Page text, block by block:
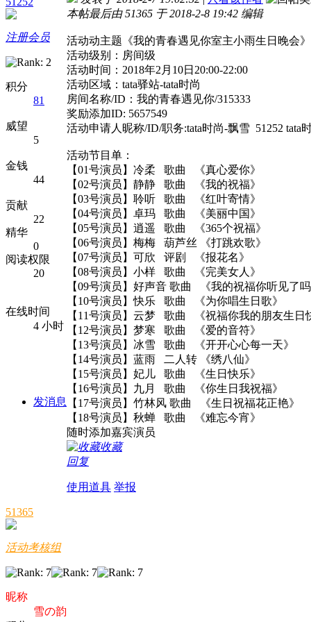
注册会员
积分
81
威望
5
金钱
44
贡献
22
精华
0
阅读权限
20
在线时间
4 小时
发消息
本帖最后由 51365 于 2018-2-8 19:42 编辑
活动动主题《我的青春遇见你室主小雨生日晚会》
活动级别：房间级
活动时间：2018年2月10日20:00-22:00
活动区域：tata驿站-tata时尚
房间名称/ID：我的青春遇见你/315333
奖励添加ID: 5657549
活动申请人昵称/ID/职务:tata时尚-飘雪 51252 tata
活动节目单：
【01号演员】冷柔 歌曲 《真心爱你》
【02号演员】静静 歌曲 《我的祝福》
【03号演员】聆听 歌曲 《红叶寄情》
【04号演员】卓玛 歌曲 《美丽中国》
【05号演员】逍遥 歌曲 《365个祝福》
【06号演员】梅梅 葫芦丝 《打跳欢歌》
【07号演员】可欣 评剧 《
【08号演员】小样 歌曲 《完美女人》
【09号演员】好声音 歌曲 《我的祝福你听见了吗
【10号演员】快乐 歌曲 《为你唱生日歌》
【11号演员】云梦 歌曲 《祝福你我的朋
【12号演员】梦寒 歌曲 《爱的音符》
【13号演员】冰雪 歌曲 《开开心心每一天》
【14号演员】蓝雨 二人转 《绣八仙》
【15号演员】妃儿 歌曲 《生日快乐》
【16号演员】九月 歌曲 《你生日我祝福》
【17号演员】竹林风 歌曲 《生日祝福花正艳》
【18号演员】秋蝉 歌曲 《难忘今宵》
随时添加嘉宾演员
收藏
回复
使用道具 举报
51365
活动考核组
昵称
雪の韵